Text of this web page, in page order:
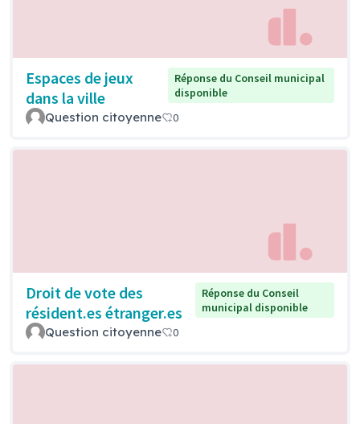
Espaces de jeux
dans la ville
Réponse du Conseil municipal
disponible
Question citoyenne 0
Droit de vote des
résident.es étranger.es
Réponse du Conseil
municipal disponible
Question citoyenne 0